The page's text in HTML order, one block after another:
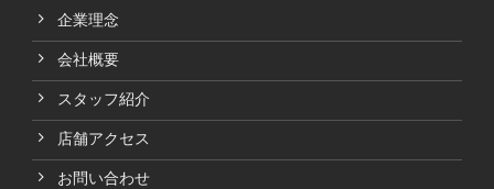
企業理念
会社概要
スタッフ紹介
店舗アクセス
お問い合わせ